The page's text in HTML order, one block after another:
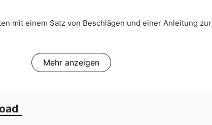
mit einem Satz von Beschlägen und einer Anleitung zur
Mehr anzeigen